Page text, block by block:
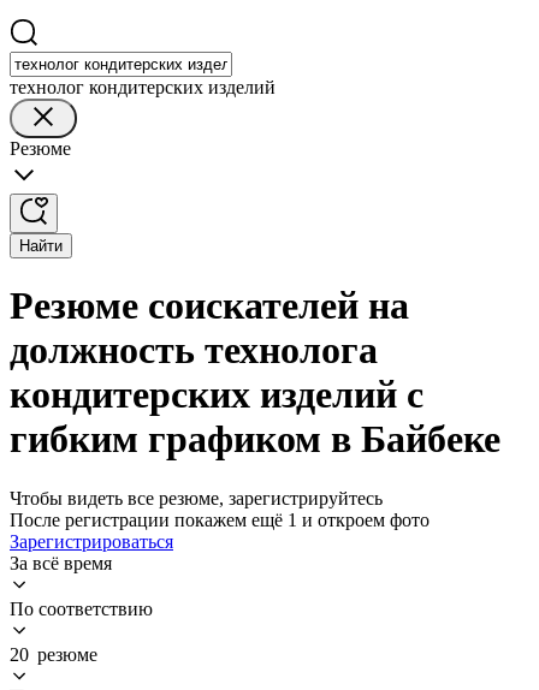
технолог кондитерских изделий
Резюме
Найти
Резюме соискателей на
должность технолога
кондитерских изделий с
гибким графиком в Байбеке
Чтобы видеть все резюме, зарегистрируйтесь
После регистрации покажем ещё 1 и откроем фото
Зарегистрироваться
За всё время
По соответствию
20 резюме